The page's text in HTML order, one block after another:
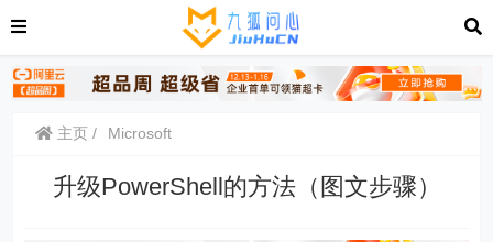
主页 Microsoft
升级PowerShell的方法（图文步骤）